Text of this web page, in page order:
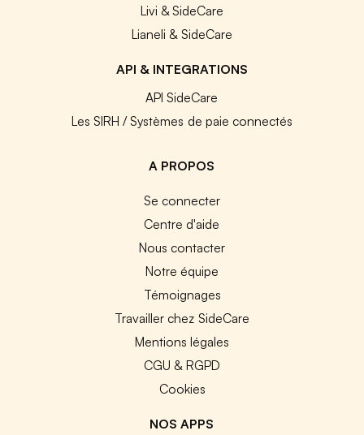
Livi & SideCare
Lianeli & SideCare
API & INTEGRATIONS
API SideCare
Les SIRH / Systèmes de paie connectés
A PROPOS
Se connecter
Centre d'aide
Nous contacter
Notre équipe
Témoignages
Travailler chez SideCare
Mentions légales
CGU & RGPD
Cookies
NOS APPS